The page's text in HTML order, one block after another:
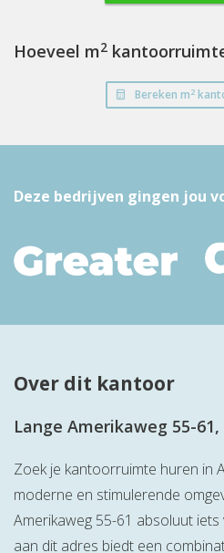
Hoeveel m2
Bereken m2
Deze bedrijven gingen jou
Over dit kantoor
Lange Amerikaweg 55-
Zoek je kantoorruimte huren in
moderne en stimulerende
Amerikaweg 55-61 absoluut
aan dit adres biedt een